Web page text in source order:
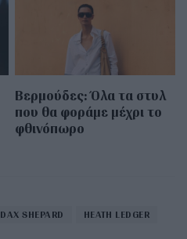
Βερμούδες: Όλα τα στυλ
που θα φοράμε μέχρι το
φθινόπωρο
DAX SHEPARD HEATH LEDGER